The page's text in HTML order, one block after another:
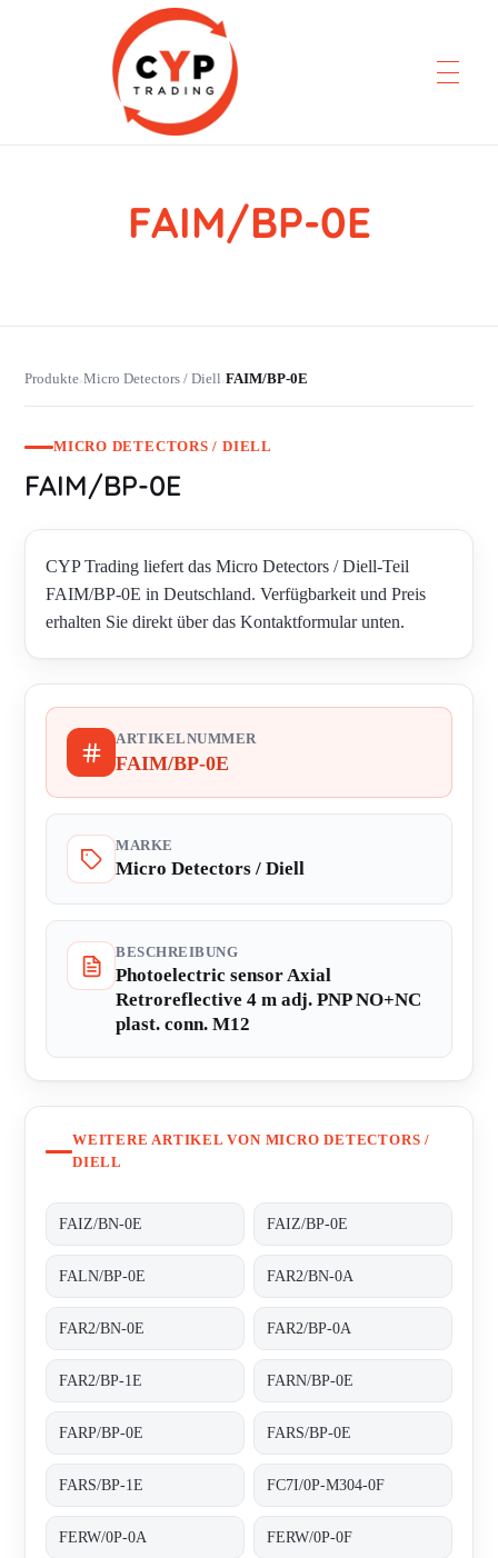
CYP Trading
Professionelle ErsatzteilbeschaffungFAIM/BP-0E
Produkte›Micro Detectors / Diell›FAIM/BP-0E
MICRO DETECTORS / DIELL
FAIM/BP-0E
CYP Trading liefert das Micro Detectors / Diell-Teil
FAIM/BP-0E in Deutschland. Verfügbarkeit und Preis
erhalten Sie direkt über das Kontaktformular unten.
ARTIKELNUMMER
FAIM/BP-0E
MARKE
Micro Detectors / Diell
BESCHREIBUNG
Photoelectric sensor Axial
Retroreflective 4 m adj. PNP NO+NC
plast. conn. M12
WEITERE ARTIKEL VON MICRO DETECTORS /
DIELL
FAIZ/BN-0E FAIZ/BP-0E
FALN/BP-0E FAR2/BN-0A
FAR2/BN-0E FAR2/BP-0A
FAR2/BP-1E FARN/BP-0E
FARP/BP-0E FARS/BP-0E
FARS/BP-1E FC7I/0P-M304-0F
FERW/0P-0A FERW/0P-0F